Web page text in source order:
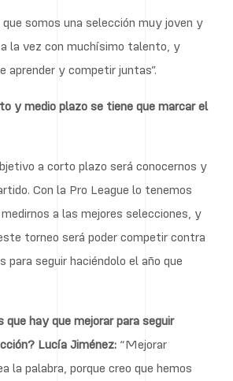
que somos una selección muy joven y
la vez con muchísimo talento, y
aprender y competir juntas”.
y medio plazo se tiene que marcar el
a corto plazo será conocernos y
Con la Pro League lo tenemos
a las mejores selecciones, y
torneo será poder competir contra
para seguir haciéndolo el año que
que hay que mejorar para seguir
Lucía Jiménez: “Mejorar
la palabra, porque creo que hemos